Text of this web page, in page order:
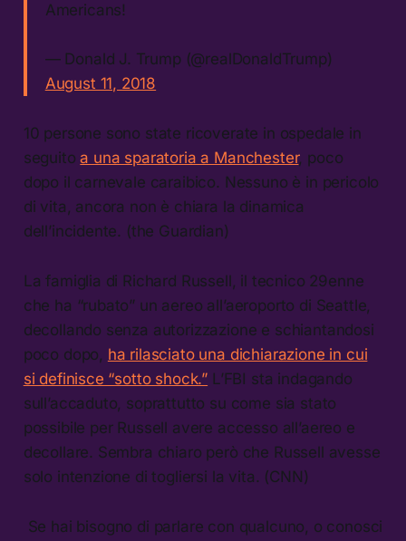
Americans!
— Donald J. Trump (@realDonaldTrump)
August 11, 2018
10 persone sono state ricoverate in ospedale in
seguitoa una sparatoria a Manchester, poco
dopo il carnevale caraibico. Nessuno è in pericolo
di vita, ancora non è chiara la dinamica
dell’incidente. (the Guardian)
La famiglia di Richard Russell, il tecnico 29enne
che ha “rubato” un aereo all’aeroporto di Seattle,
decollando senza autorizzazione e schiantandosi
poco dopo, ha rilasciato una dichiarazione in cui
si definisce “sotto shock.” L’FBI sta indagando
sull’accaduto, soprattutto su come sia stato
possibile per Russell avere accesso all’aereo e
decollare. Sembra chiaro però che Russell avesse
solo intenzione di togliersi la vita. (CNN)
Se hai bisogno di parlare con qualcuno, o conosci